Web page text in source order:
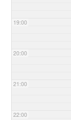
19:00
20:00
21:00
22:00